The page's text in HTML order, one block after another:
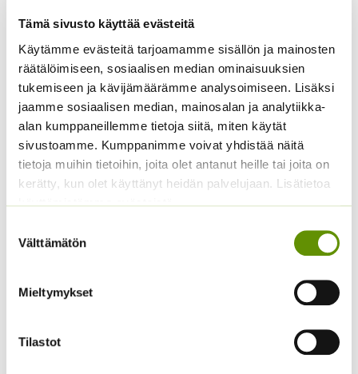
Tämä sivusto käyttää evästeitä
Käytämme evästeitä tarjoamamme sisällön ja mainosten
räätälöimiseen, sosiaalisen median ominaisuuksien
tukemiseen ja kävijämäärämme analysoimiseen. Lisäksi
jaamme sosiaalisen median, mainosalan ja analytiikka-
alan kumppaneillemme tietoja siitä, miten käytät
sivustoamme. Kumppanimme voivat yhdistää näitä
tietoja muihin tietoihin, joita olet antanut heille tai joita on
kerätty, kun olet käyttänyt heidän palvelujaan. Lisätietoa
käyttämistämme evästeistä
valinta
Välttämätön
Mieltymykset
Tilastot
Kiinanasteri Matador
3,80€ Sisältää arvonlisäveron
Kiinanasteri Benary’s
Princess
(jättiläisprinsessa) 100
s.
4,90 Sisältää arvonlisäveron